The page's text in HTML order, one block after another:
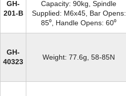
GH-
201-B
Capacity: 90kg, Spindle
Supplied: M6x45, Bar Opens:
85⁰, Handle Opens: 60⁰
GH-
40323
Weight: 77.6g, 58-85N